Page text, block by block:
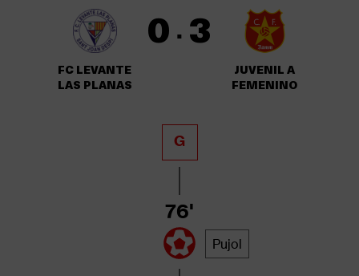
FC LEVANTE
LAS PLANAS
0 · 3
JUVENIL A
FEMENINO
G
Pujol
76'